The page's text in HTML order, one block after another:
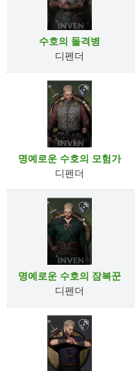
수호의 돌격병
디펜더
명예로운 수호의 모험가
디펜더
명예로운 수호의 잠복꾼
디펜더